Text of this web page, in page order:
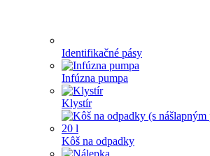
Identifikačné pásy
Infúzna pumpa
Klystír
Kôš na odpadky